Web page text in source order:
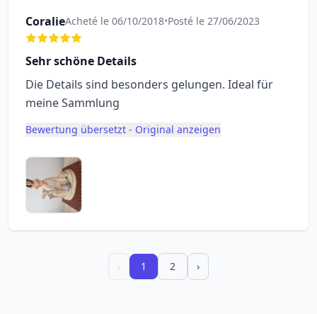
CoralieAcheté le 06/10/2018•Posté le 27/06/2023
Sehr schöne Details
Die Details sind besonders gelungen. Ideal für
meine Sammlung
Bewertung übersetzt - Original anzeigen
‹ 1 2 ›